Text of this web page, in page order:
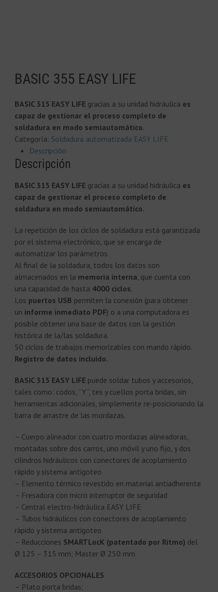
BASIC 355 EASY LIFE
BASIC 315 EASY LIFE gracias a su unidad hidráulica es
capaz de gestionar el proceso completo de
soldadura en modo semiautomático.
Categoría: Soldadura automatizada EASY LIFE
Descripción
Descripción
BASIC 315 EASY LIFE gracias a su unidad hidráulica es
capaz de gestionar el proceso completo de
soldadura en modo semiautomático.
La repetición de los ciclos de soldadura está garantizada
por el sistema electrónico, que se encarga de
automatizar los parámetros.
Al final de la soldadura, todos los datos son
almacenados en la memoria interna , que cuenta con
una capacidad de hasta 4000 ciclos.
Los puertos USB permiten la conexión (para obtener
un informe inmediato PDF) o a una computadora es
posible obtener una base de datos con la gestión
histórica de la/las soldadura.
50 ciclos de trabajos memorizables con mando rápido.
Registro de datos incluido.
BASIC 315 EASY LIFE puede soldar tubos y accesorios,
tales como: codos, “Y”, tes y cuellos porta bridas, sin
herramientas adicionales, simplemente re-posicionando la
barra de arrastre de las mordazas.
– Cuerpo alineador con cuatro mordazas alineadoras,
montadas sobre dos carros, uno móvil y uno fijo, y dos
cilindros hidráulicos con conectores de acoplamiento
rápido y sistema antigoteo
– Elemento térmico revestido en material antiadherente
– Fresadora con micro interruptor de seguridad
– Central electro-hidráulica EASY LIFE
– Tubos hidráulicos con conectores de acoplamiento
rápido y sistema antigoteo
– Reducciones SMARTLocK (patentado por Ritmo) del
Ø 125 – 315 mm; Master Ø 250 mm
ACCESORIOS OPCIONALES
– Plato porta bridas;